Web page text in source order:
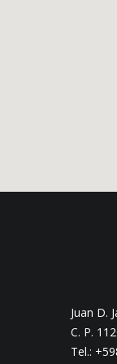
Juan D.
C. P.
Tel.: